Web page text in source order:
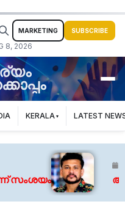
8, 2026
MARKETING SUBSCRIBE
KERALA LATEST
അർജുൻ